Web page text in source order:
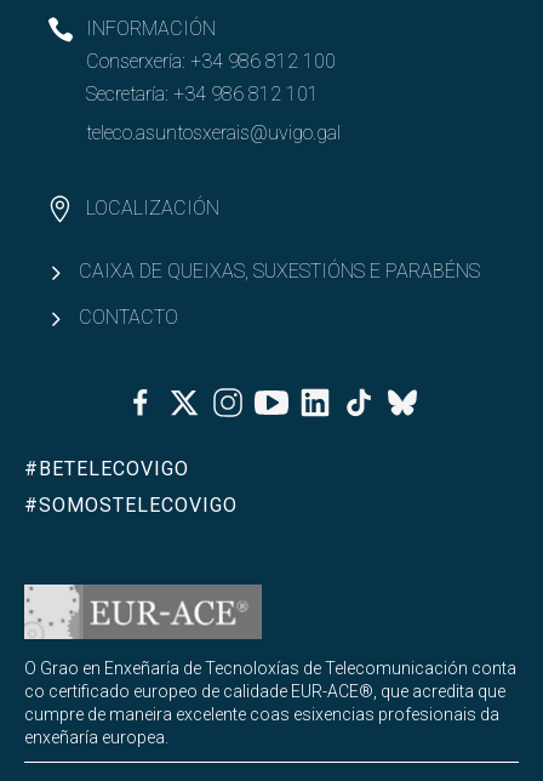
INFORMACIÓN
Conserxería: +34 986 812 100
Secretaría: +34 986 812 101
teleco.asuntosxerais@uvigo.gal
LOCALIZACIÓN
CAIXA DE QUEIXAS, SUXESTIÓNS E PARABÉNS
CONTACTO
FacebookTwitterInstagramYoutubeLinkedinTiktok
Bluesky
#BETELECOVIGO
#SOMOSTELECOVIGO
O Grao en Enxeñaría de Tecnoloxías de Telecomunicación conta
co certificado europeo de calidade EUR-ACE®, que acredita que
cumpre de maneira excelente coas esixencias profesionais da
enxeñaría europea.